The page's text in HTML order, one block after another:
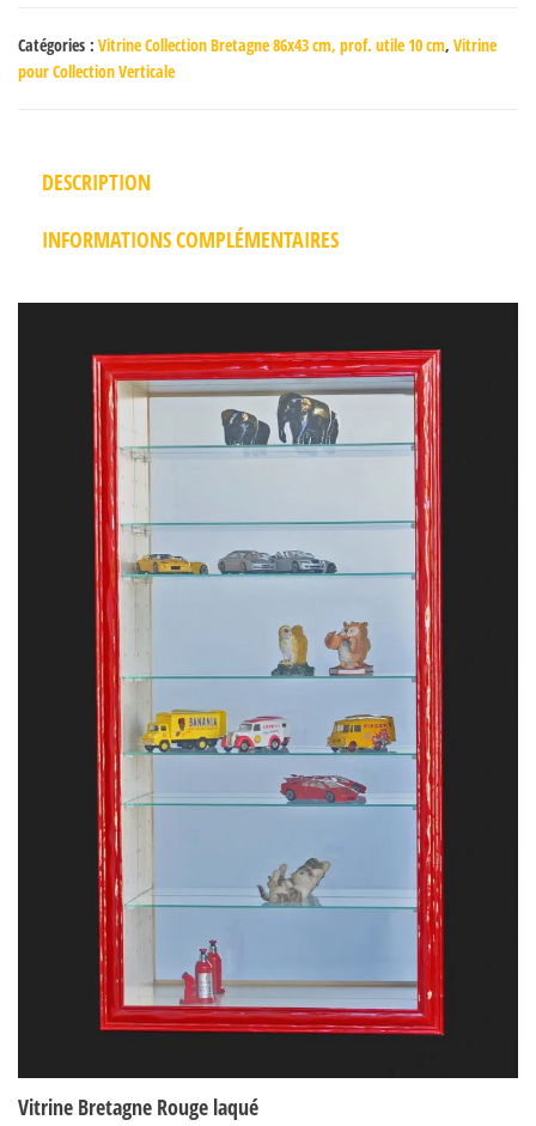
Catégories : Vitrine Collection Bretagne 86x43 cm, prof. utile 10 cm, Vitrine
pour Collection Verticale
DESCRIPTION
INFORMATIONS COMPLÉMENTAIRES
Vitrine Bretagne Rouge laqué